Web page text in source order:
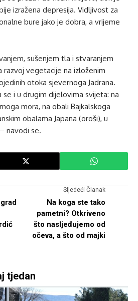
izražena depresija. Vidljivost za
bure jako je dobra, a vrijeme
sušenjem tla i stvaranjem
razvoj vegetacije na izloženim
otoka sjevernoga Jadrana.
i u drugim dijelovima svijeta: na
mora, na obali Bajkalskoga
obalama Japana (oroši), u
navodi se.
Sljedeći Članak
Na koga ste tako
pametni? Otkriveno
što nasljeđujemo od
očeva, a što od majki
tjedan